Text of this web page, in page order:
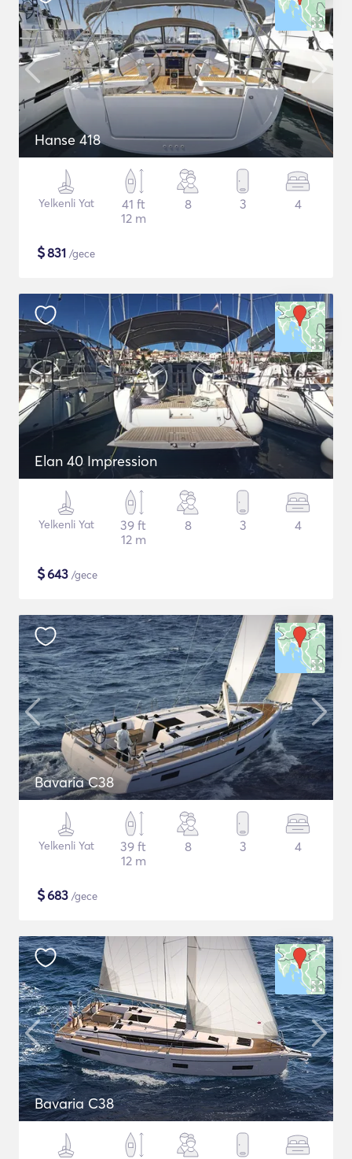
Hanse 418
Yelkenli Yat
41 ft
12 m
8 3 4
$831 /gece
Elan 40 Impression
Yelkenli Yat
39 ft
12 m
8 3 4
$643 /gece
Bavaria C38
Yelkenli Yat
39 ft
12 m
8 3 4
$683 /gece
Bavaria C38